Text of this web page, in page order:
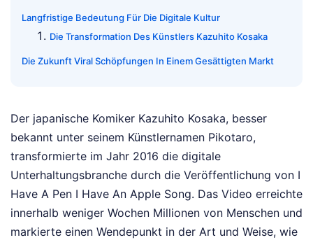
Langfristige Bedeutung Für Die Digitale Kultur
Die Transformation Des Künstlers Kazuhito Kosaka
Die Zukunft Viral Schöpfungen In Einem Gesättigten Markt
Der japanische Komiker Kazuhito Kosaka, besser
bekannt unter seinem Künstlernamen Pikotaro,
transformierte im Jahr 2016 die digitale
Unterhaltungsbranche durch die Veröffentlichung von I
Have A Pen I Have An Apple Song. Das Video erreichte
innerhalb weniger Wochen Millionen von Menschen und
markierte einen Wendepunkt in der Art und Weise, wie